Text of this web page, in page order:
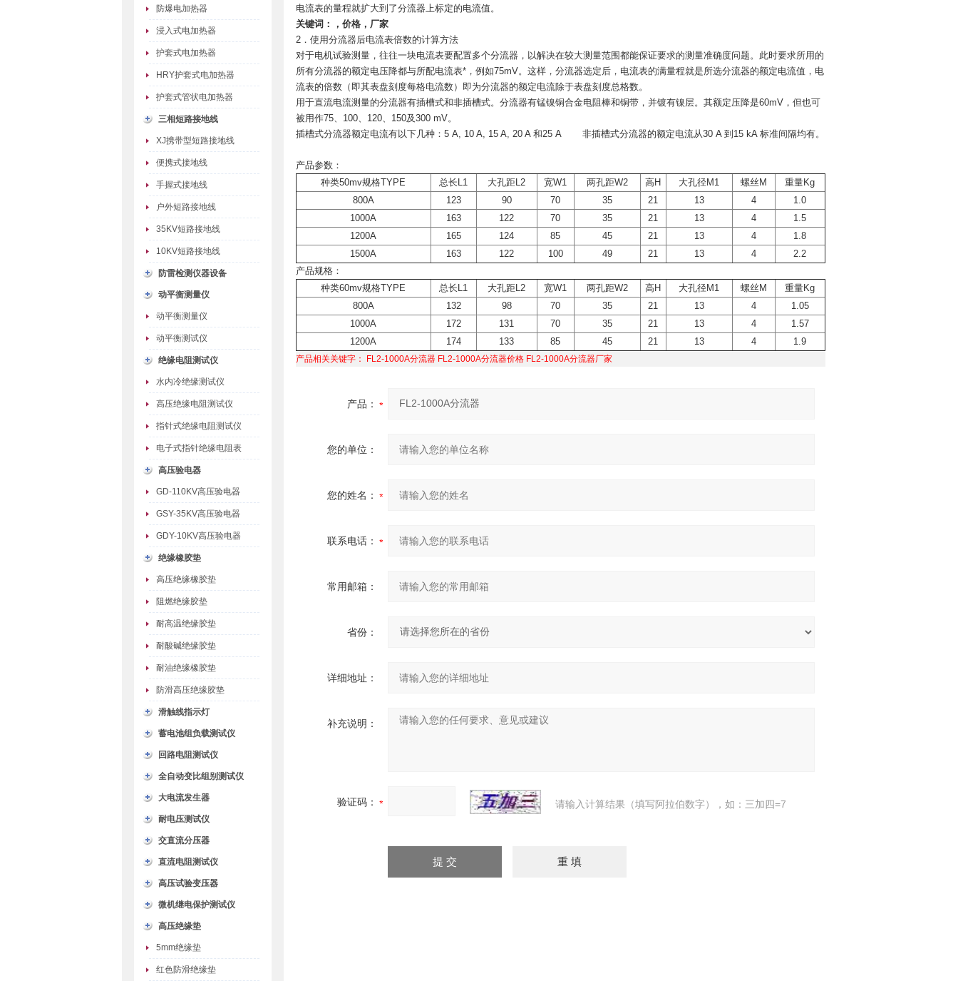
防爆电加热器
浸入式电加热器
护套式电加热器
HRY护套式电加热器
护套式管状电加热器
三相短路接地线
XJ携带型短路接地线
便携式接地线
手握式接地线
户外短路接地线
35KV短路接地线
10KV短路接地线
防雷检测仪器设备
动平衡测量仪
动平衡测量仪
动平衡测试仪
绝缘电阻测试仪
水内冷绝缘测试仪
高压绝缘电阻测试仪
指针式绝缘电阻测试仪
电子式指针绝缘电阻表
高压验电器
GD-110KV高压验电器
GSY-35KV高压验电器
GDY-10KV高压验电器
绝缘橡胶垫
高压绝缘橡胶垫
阻燃绝缘胶垫
耐高温绝缘胶垫
耐酸碱绝缘胶垫
耐油绝缘橡胶垫
防滑高压绝缘胶垫
滑触线指示灯
蓄电池组负载测试仪
回路电阻测试仪
全自动变比组别测试仪
大电流发生器
耐电压测试仪
交直流分压器
直流电阻测试仪
高压试验变压器
微机继电保护测试仪
高压绝缘垫
5mm绝缘垫
红色防滑绝缘垫
电流表的量程就扩大到了分流器上标定的电流值。
关键词：， 价格，厂家
2．使用分流器后电流表倍数的计算方法
对于电机试验测量，往往一块电流表要配置多个分流器，以解决在较大测量范围都能保证要求的测量准确度问题。此时要求所用的
所有分流器的额定电压降都与所配电流表*，例如75mV。这样，分流器选定后，电流表的满量程就是所选分流器的额定电流值，电
流表的倍数（即其表盘刻度每格电流数）即为分流器的额定电流除于表盘刻度总格数。
用于直流电流测量的分流器有插槽式和非插槽式。分流器有锰镍铜合金电阻棒和铜带，并镀有镍层。其额定压降是60mV，但也可
被用作75、100、120、150及300 mV。
插槽式分流器额定电流有以下几种：5 A, 10 A, 15 A, 20 A 和25 A 非插槽式分流器的额定电流从30 A 到15 kA 标准间隔均有。
产品参数：
种类50mv规格TYPE
总长L1 大孔距L2 宽W1 两孔距W2 高H 大孔径M1 螺丝M
重量Kg
800A
123 90 70 35 21 13 4
1.0
1000A
163 122 70 35 21 13 4
1.5
1200A
165 124 85 45 21 13 4
1.8
1500A
163 122 100 49 21 13 4
2.2
产品规格：
种类60mv规格TYPE
总长L1 大孔距L2 宽W1 两孔距W2 高H 大孔径M1 螺丝M
重量Kg
800A
132 98 70 35 21 13 4
1.05
1000A
172 131 70 35 21 13 4
1.57
1200A
174 133 85 45 21 13 4 1.9
产品相关关键字： FL2-1000A分流器 FL2-1000A分流器价格 FL2-1000A分流器厂家
产品：
您的单位：
您的姓名：
联系电话：
常用邮箱：
省份：
详细地址：
补充说明：
验证码： 请输入计算结果（填写阿拉伯数字），如：三加四=7